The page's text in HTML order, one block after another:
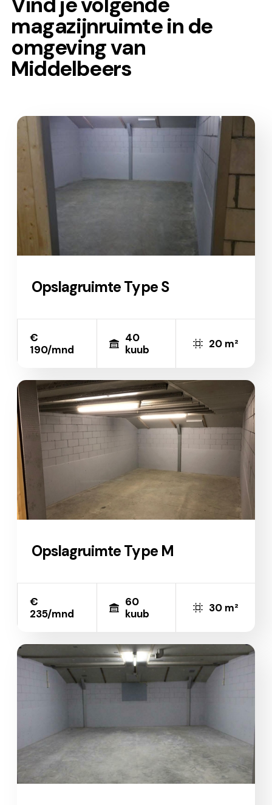
magazijnruimte in de
omgeving van
Middelbeers
Opslagruimte Type S
€
190/mnd
40
kuub
20 m²
Opslagruimte Type M
€
235/mnd
60
kuub
30 m²